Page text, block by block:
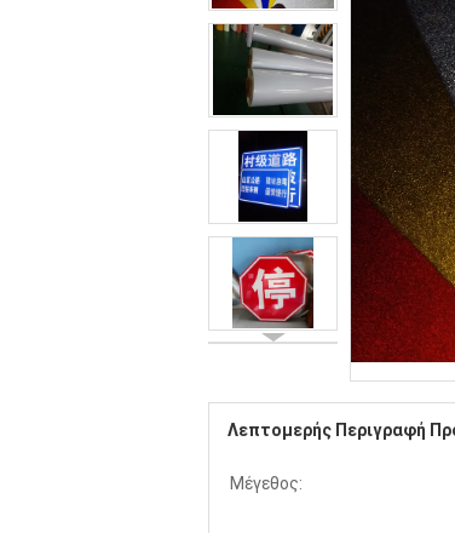
Λεπτομερής Περιγραφή
Μέγεθος: